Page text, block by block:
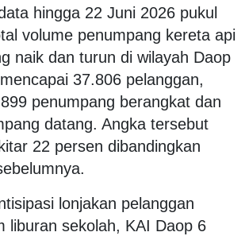
hingga 22 Juni 2026 pukul
volume penumpang kereta api
naik dan turun di wilayah Daop
37.806 pelanggan,
penumpang berangkat dan
datang. Angka tersebut
22 persen dibandingkan
lonjakan pelanggan
liburan sekolah, KAI Daop 6